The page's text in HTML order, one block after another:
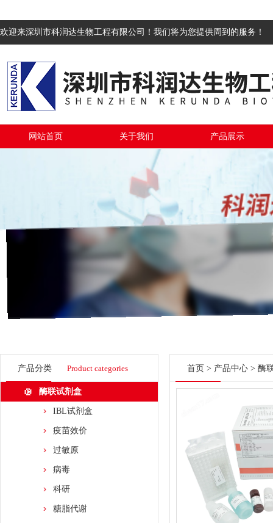
欢迎来深圳市科润达生物工程有限公司！我们将为您提供周到的服务！
网站首页 关于我们 产品展示
产品分类 Product categories
酶联试剂盒
IBL试剂盒
疫苗效价
过敏原
病毒
科研
糖脂代谢
首页 > 产品中心 > 酶